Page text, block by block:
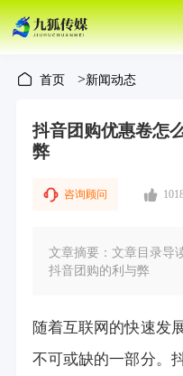
首页 >新闻动态
抖音团购优惠卷怎
弊
咨询顾问
文章摘要：文章目录导
抖音团购的利与弊
随着互联网的快速发
不可或缺的一部分。